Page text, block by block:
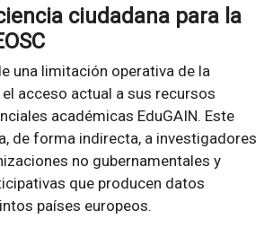
ciudadana para la
una limitación operativa de la
el acceso actual a sus recursos
académicas EduGAIN. Este
de forma indirecta, a investigadores
no gubernamentales y
que producen datos
países europeos.